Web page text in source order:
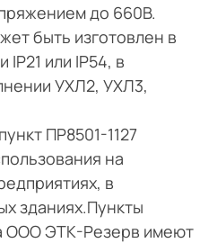
до 660В.
быть изготовлен в
или IP54, в
УХЛ2, УХЛ3,
ПР8501-1127
на
в
зданиях.Пункты
ООО ЭТК-Резерв имеют